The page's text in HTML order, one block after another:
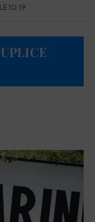
10:19